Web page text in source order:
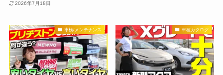
2026年7月18日
車検/メンテナンス 車種カタログ